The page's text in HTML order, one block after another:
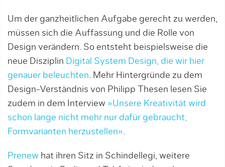
Um der ganzheitlichen Aufgabe gerecht zu werden,
müssen sich die Auffassung und die Rolle von
Design verändern. So entsteht beispielsweise die
neue Disziplin Digital System Design, die wir hier
genauer beleuchten. Mehr Hintergründe zu dem
Design-Verständnis von Philipp Thesen lesen Sie
zudem in dem Interview »Unsere Kreativität wird
schon lange nicht mehr nur dafür gebraucht,
Formvarianten herzustellen«.
Prenew hat ihren Sitz in Schindellegi, weitere